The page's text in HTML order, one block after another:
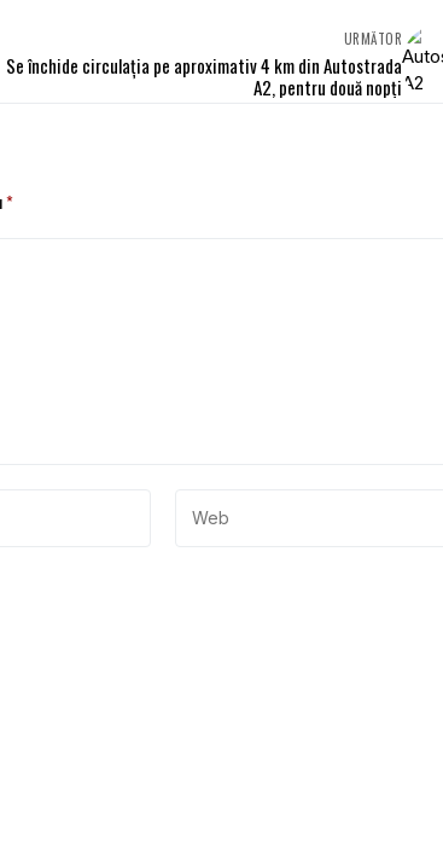
URMĂTOR
Se închide circulația pe aproximativ 4 km din Autostrada
A2, pentru două nopți
*